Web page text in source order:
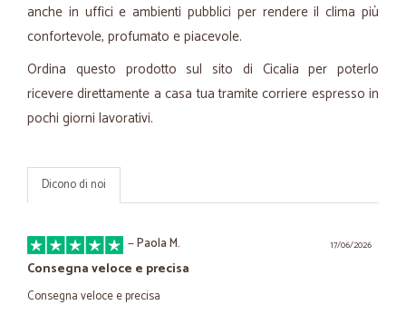
anche in uffici e ambienti pubblici per rendere il clima più
confortevole, profumato e piacevole.
Ordina questo prodotto sul sito di Cicalia per poterlo
ricevere direttamente a casa tua tramite corriere espresso in
pochi giorni lavorativi.
Dicono di noi
17/06/2026
—Paola M.
Consegna veloce e precisa
Consegna veloce e precisa